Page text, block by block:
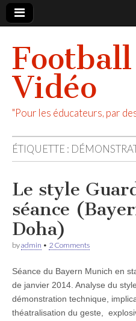
Vidéo
"Pour les éducateurs, par
ÉTIQUETTE :
Le style
séance
Doha)
byadmin • 2 Comments
Séance du Bayern Munich en
de janvier 2014. Analyse du
démonstration technique,
théatralisation du geste,